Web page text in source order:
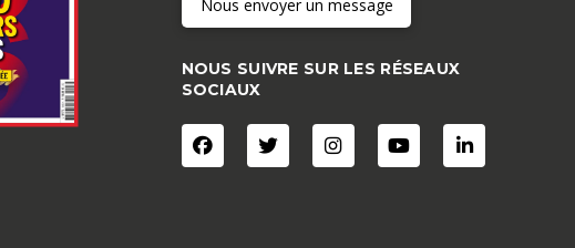
Nous envoyer un message
NOUS SUIVRE SUR LES RÉSEAUX
SOCIAUX